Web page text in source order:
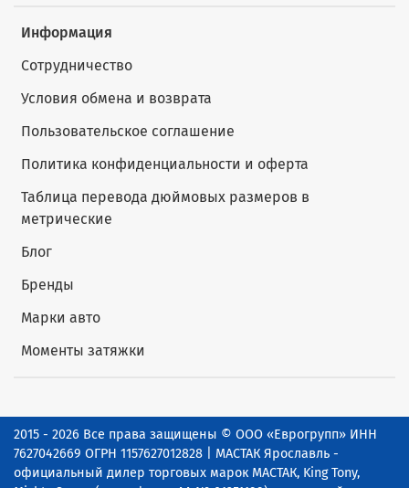
Информация
Сотрудничество
Условия обмена и возврата
Пользовательское соглашение
Политика конфиденциальности и оферта
Таблица перевода дюймовых размеров в
метрические
Блог
Бренды
Марки авто
Моменты затяжки
2015 - 2026 Все права защищены © ООО «Еврогрупп» ИНН
7627042669 ОГРН 1157627012828 | МАСТАК Ярославль -
официальный дилер торговых марок МАСТАК, King Tony,